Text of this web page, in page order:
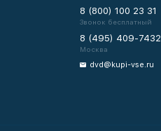
8 (800) 100 23 31
Звонок бесплатный
8 (495) 409-7432
Москва
dvd@kupi-vse.ru